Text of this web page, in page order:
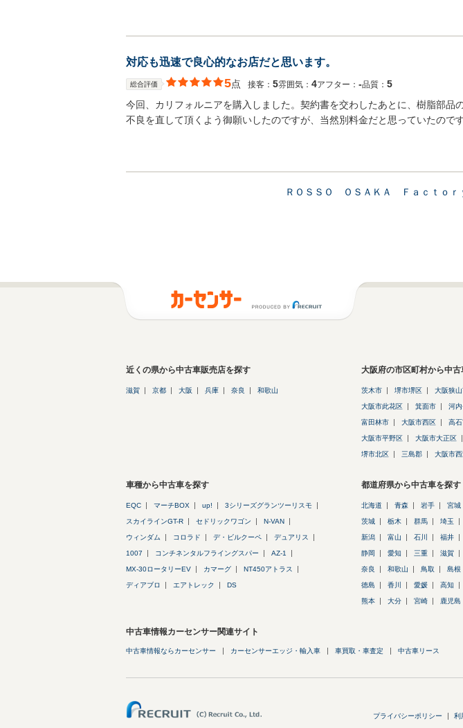
対応も迅速で良心的なお店だと思います。
総合評価 5点 接客： 5雰囲気： 4アフター： ‐品質： 5
今回、カリフォルニアを購入しました。契約書を交わしたあとに、樹脂部品
不良を直して頂くよう御願いしたのですが、当然別料金だと思っていたので
ＲＯＳＳＯ ＯＳＡＫＡ Ｆａｃｔｏｒ
近くの県から中古車販売店を探す
滋賀 京都 大阪 兵庫 奈良 和歌山
大阪府の市区町村から中
茨木市 堺市堺区 大阪狭
大阪市此花区 箕面市 河
富田林市 大阪市西区 高
大阪市平野区 大阪市大正区
堺市北区 三島郡 大阪市
車種から中古車を探す
EQC マーチBOX up! 3シリーズグランツーリスモ
スカイラインGT-R セドリックワゴン N-VAN
ウィンダム コロラド デ・ビルクーペ デュアリス
1007 コンチネンタルフライングスパー AZ-1
MX-30ロータリーEV カマーグ NT450アトラス
ディアブロ エアトレック DS
都道府県から中古車を探す
北海道 青森 岩手 宮城
茨城 栃木 群馬 埼玉
新潟 富山 石川 福井
静岡 愛知 三重 滋賀
奈良 和歌山 鳥取 島根
徳島 香川 愛媛 高知
熊本 大分 宮崎 鹿児島
中古車情報カーセンサー関連サイト
中古車情報ならカーセンサー カーセンサーエッジ・輸入車 車買取・車査定 中古車リース
プライバシーポリシー 利